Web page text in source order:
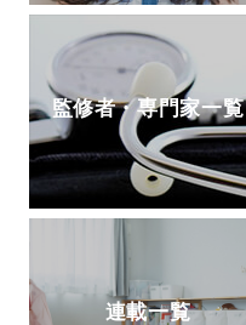
監修者・専門家一覧
連載一覧